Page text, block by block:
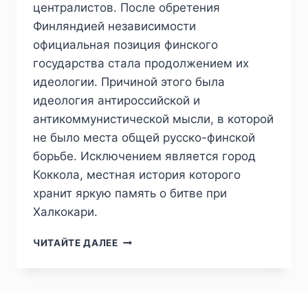
централистов. После обретения
Финляндией независимости
официальная позиция финского
государства стала продолжением их
идеологии. Причиной этого была
идеология антироссийской и
антикоммунистической мысли, в которой
не было места общей русско-финской
борьбе. Исключением является город
Коккола, местная история которого
хранит яркую память о битве при
Халкокари.
ЧИТАЙТЕ ДАЛЕЕПИЖ